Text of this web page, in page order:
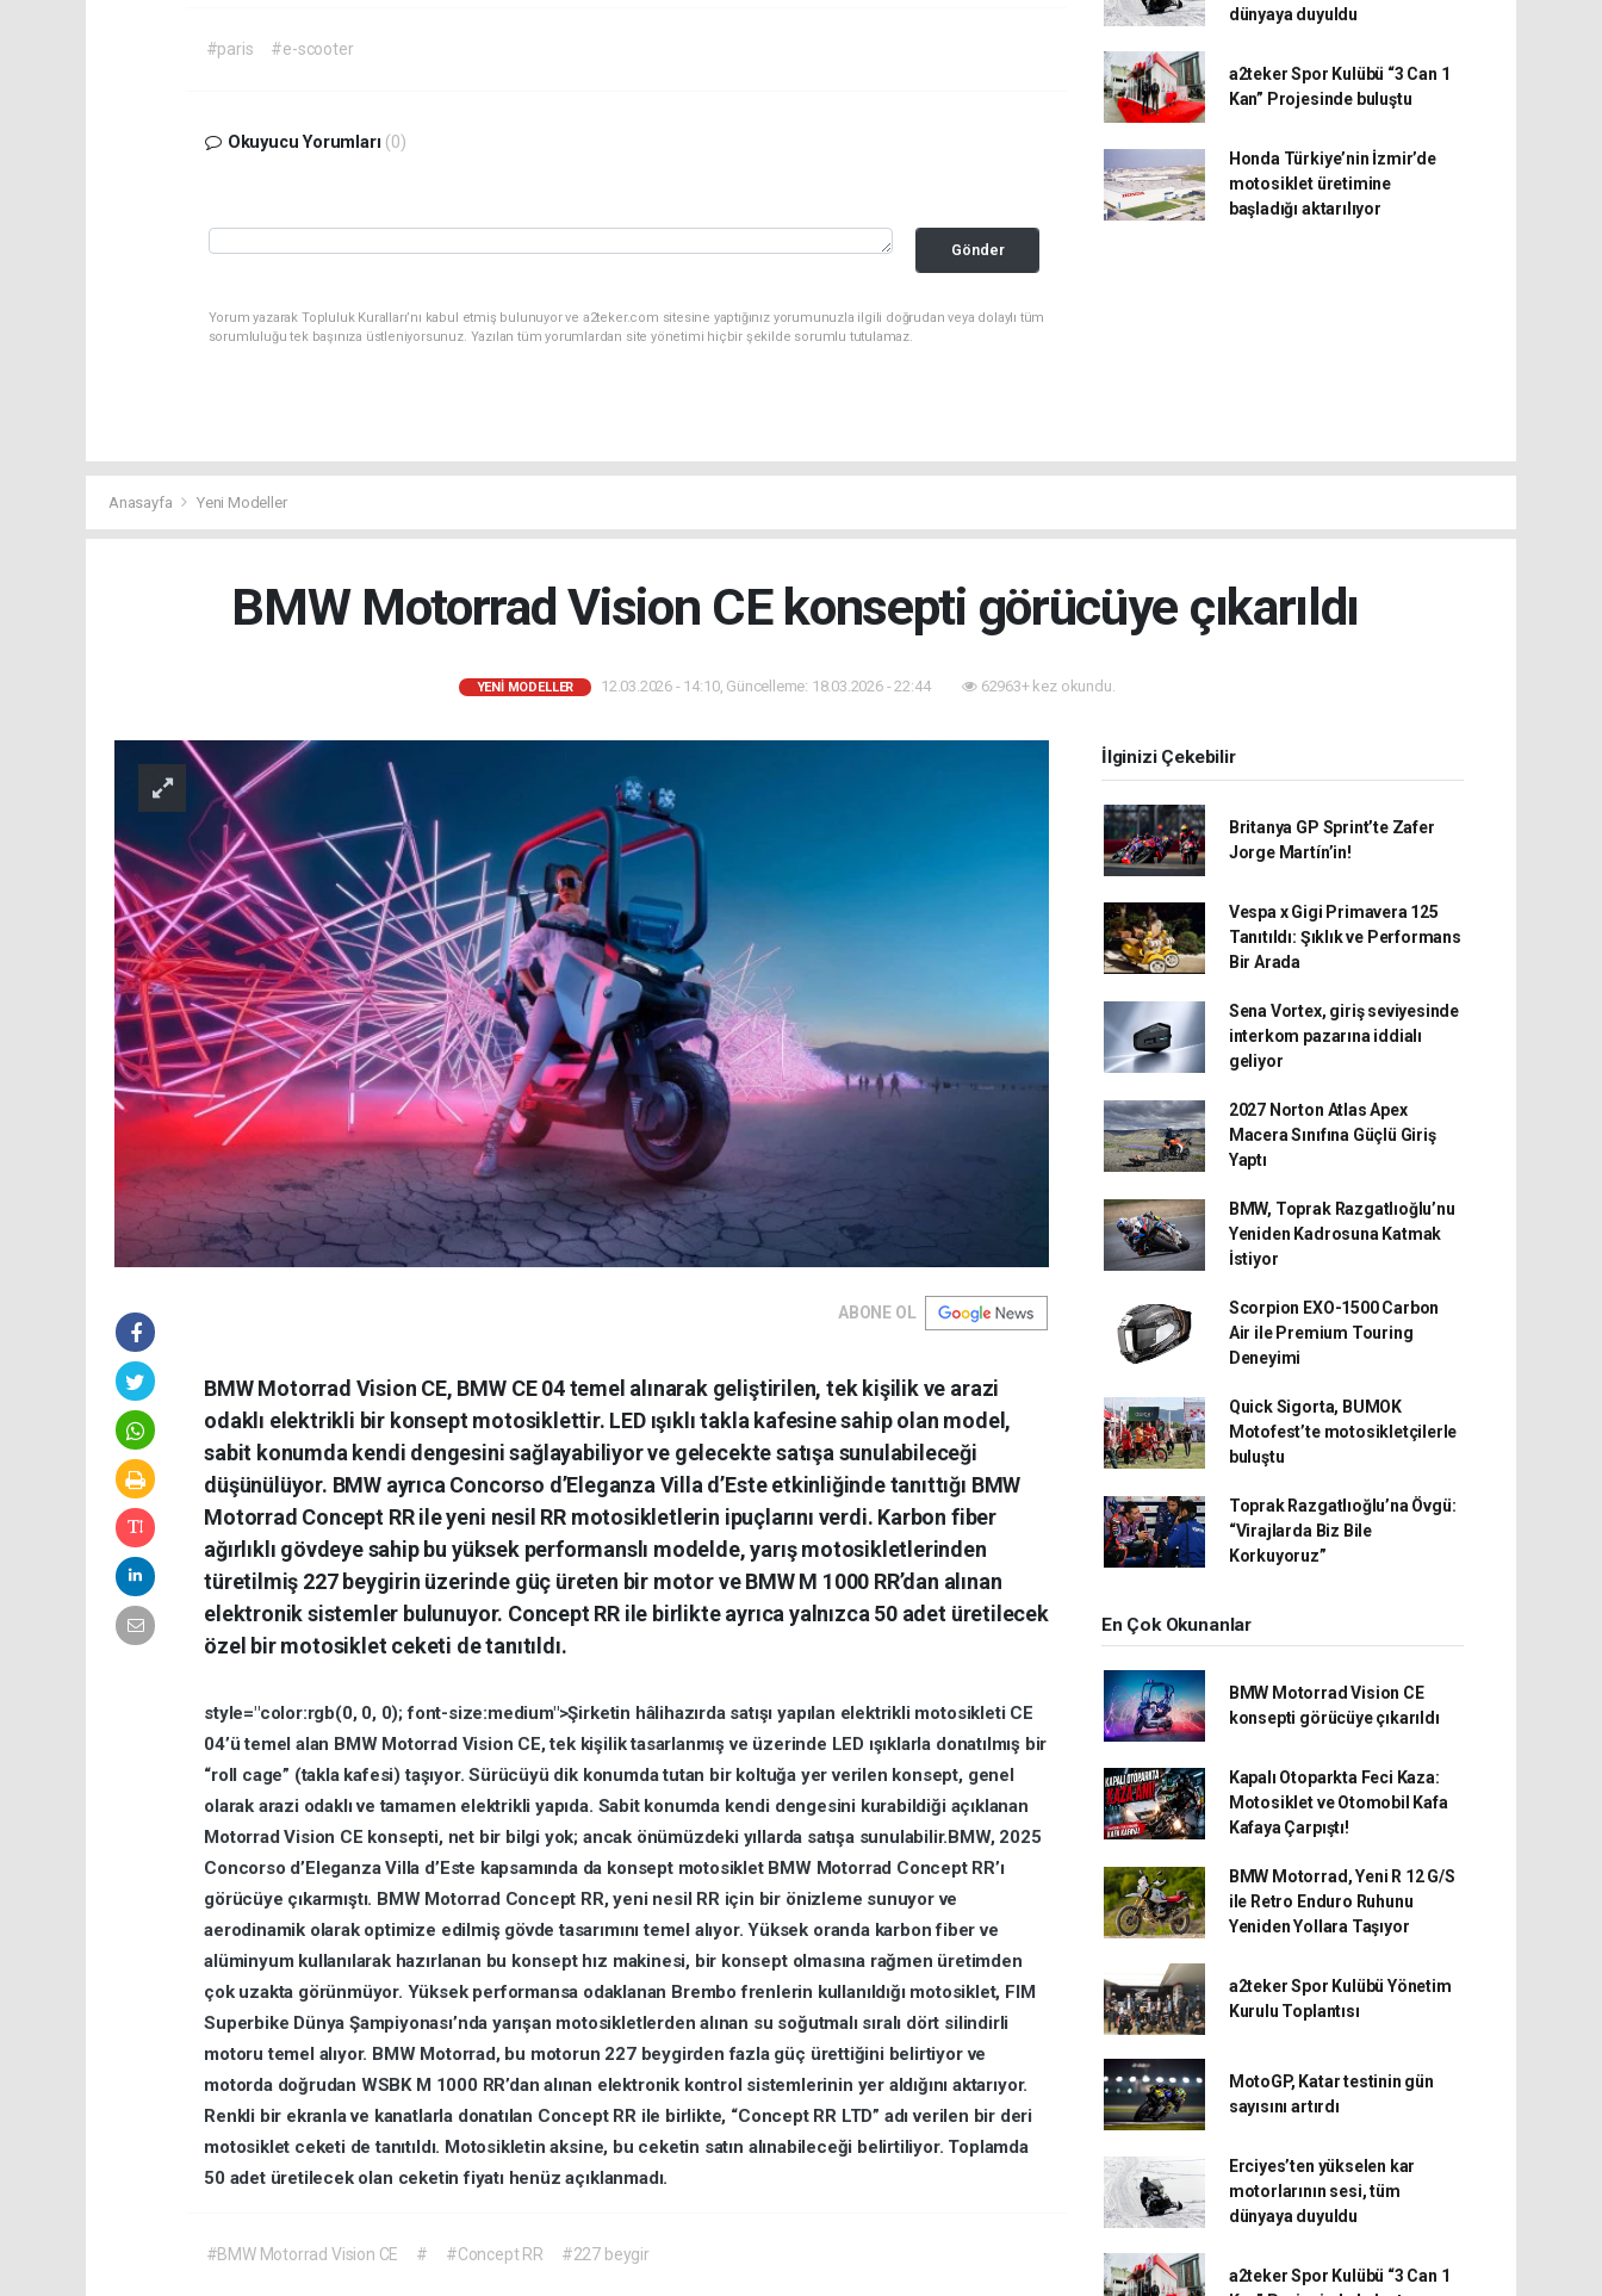
#paris #e-scooter
Okuyucu Yorumları (0)
Gönder
Yorum yazarak Topluluk Kuralları’nı kabul etmiş bulunuyor ve a2teker.com sitesine yaptığınız yorumunuzla ilgili doğrudan veya dolaylı tüm
sorumluluğu tek başınıza üstleniyorsunuz. Yazılan tüm yorumlardan site yönetimi hiçbir şekilde sorumlu tutulamaz.
dünyaya duyuldu
a2teker Spor Kulübü “3 Can 1
Kan” Projesinde buluştu
Honda Türkiye’nin İzmir’de
motosiklet üretimine
başladığı aktarılıyor
Anasayfa Yeni Modeller
BMW Motorrad Vision CE konsepti görücüye çıkarıldı
YENI MODELLER 12.03.2026 - 14:10, Güncelleme: 18.03.2026 - 22:44 62963+ kez okundu.
ABONE OL
BMW Motorrad Vision CE, BMW CE 04 temel alınarak geliştirilen, tek kişilik ve arazi
odaklı elektrikli bir konsept motosiklettir. LED ışıklı takla kafesine sahip olan model,
sabit konumda kendi dengesini sağlayabiliyor ve gelecekte satışa sunulabileceği
düşünülüyor. BMW ayrıca Concorso d’Eleganza Villa d’Este etkinliğinde tanıttığı BMW
Motorrad Concept RR ile yeni nesil RR motosikletlerin ipuçlarını verdi. Karbon fiber
ağırlıklı gövdeye sahip bu yüksek performanslı modelde, yarış motosikletlerinden
türetilmiş 227 beygirin üzerinde güç üreten bir motor ve BMW M 1000 RR’dan alınan
elektronik sistemler bulunuyor. Concept RR ile birlikte ayrıca yalnızca 50 adet üretilecek
özel bir motosiklet ceketi de tanıtıldı.
style="color:rgb(0, 0, 0);font-size:medium">Şirketin hâlihazırda satışıyapılan elektrikli motosikleti CE
04’ütemel alan BMW Motorrad Vision CE,tek kişiliktasarlanmışve üzerinde LED ışıklarla donatılmış bir
“roll cage” (takla kafesi)taşıyor.Sürücüyü dik konumdatutan bir koltuğa yerverilen konsept, genel
olarak arazi odaklıvetamamen elektrikliyapıda. Sabit konumda kendi dengesini kurabildiği açıklanan
MotorradVision CE konsepti, net bir bilgi yok; ancak önümüzdeki yıllarda satışa sunulabilir.BMW, 2025
Concorso d’EleganzaVilla d’Este kapsamında da konsept motosiklet BMW Motorrad Concept RR’ı
görücüye çıkarmıştı. BMW Motorrad Concept RR,yeni nesil RR için bir önizleme sunuyorve
aerodinamik olarak optimize edilmiş gövdetasarımınıtemel alıyor.Yüksek oranda karbonfiberve
alüminyum kullanılarak hazırlanan bu konsept hız makinesi, bir konsept olmasına rağmen üretimden
çok uzakta görünmüyor. Yüksek performansa odaklanan Brembofrenlerin kullanıldığı motosiklet, FIM
Superbike DünyaŞampiyonası’nda yarışan motosikletlerdenalınan su soğutmalı sıralı dört silindirli
motorutemel alıyor. BMW Motorrad, bu motorun 227 beygirdenfazla güç ürettiğini belirtiyorve
motorda doğrudan WSBK M 1000 RR’danalınan elektronik kontrol sistemlerinin yer aldığınıaktarıyor.
Renkli bir ekranlave kanatlarla donatılan Concept RR ile birlikte, “Concept RR LTD” adıverilen bir deri
motosiklet ceketi detanıtıldı. Motosikletinaksine, bu ceketin satın alınabileceği belirtiliyor. Toplamda
50 adet üretilecek olan ceketinfiyatı henüzaçıklanmadı.
#BMW Motorrad Vision CE # #Concept RR #227 beygir
İlginizi Çekebilir
Britanya GP Sprint’te Zafer
Jorge Martín’in!
Vespa x Gigi Primavera 125
Tanıtıldı: Şıklık ve Performans
Bir Arada
Sena Vortex, giriş seviyesinde
interkom pazarına iddialı
geliyor
2027 Norton Atlas Apex
Macera Sınıfına Güçlü Giriş
Yaptı
BMW, Toprak Razgatlıoğlu’nu
Yeniden Kadrosuna Katmak
İstiyor
Scorpion EXO-1500 Carbon
Air ile Premium Touring
Deneyimi
Quick Sigorta, BUMOK
Motofest’te motosikletçilerle
buluştu
Toprak Razgatlıoğlu’na Övgü:
“Virajlarda Biz Bile
Korkuyoruz”
En Çok Okunanlar
BMW Motorrad Vision CE
konsepti görücüye çıkarıldı
Kapalı Otoparkta Feci Kaza:
Motosiklet ve Otomobil Kafa
Kafaya Çarpıştı!
BMW Motorrad, Yeni R 12 G/S
ile Retro Enduro Ruhunu
Yeniden Yollara Taşıyor
a2teker Spor Kulübü Yönetim
Kurulu Toplantısı
MotoGP, Katar testinin gün
sayısını artırdı
Erciyes’ten yükselen kar
motorlarının sesi, tüm
dünyaya duyuldu
a2teker Spor Kulübü “3 Can 1